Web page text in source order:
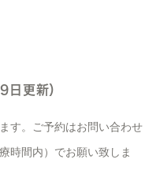
日更新）
す。ご予約はお問い合わせ
時間内）でお願い致しま